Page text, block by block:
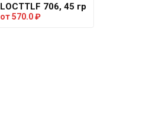
LOCTTLF 706, 45 гр
от570.0₽